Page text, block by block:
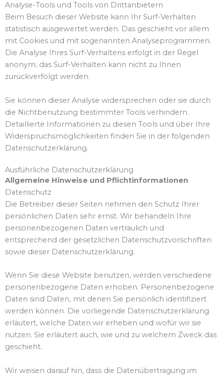
Analyse-Tools und Tools von Drittanbietern
Beim Besuch dieser Website kann Ihr Surf-Verhalten
statistisch ausgewertet werden. Das geschieht vor allem
mit Cookies und mit sogenannten Analyseprogrammen.
Die Analyse Ihres Surf-Verhaltens erfolgt in der Regel
anonym; das Surf-Verhalten kann nicht zu Ihnen
zurückverfolgt werden.
Sie können dieser Analyse widersprechen oder sie durch
die Nichtbenutzung bestimmter Tools verhindern.
Detaillierte Informationen zu diesen Tools und über Ihre
Widerspruchsmöglichkeiten finden Sie in der folgenden
Datenschutzerklärung.
Ausführliche Datenschutzerklärung
Allgemeine Hinweise und Pflichtinformationen
Datenschutz
Die Betreiber dieser Seiten nehmen den Schutz Ihrer
persönlichen Daten sehr ernst. Wir behandeln Ihre
personenbezogenen Daten vertraulich und
entsprechend der gesetzlichen Datenschutzvorschriften
sowie dieser Datenschutzerklärung.
Wenn Sie diese Website benutzen, werden verschiedene
personenbezogene Daten erhoben. Personenbezogene
Daten sind Daten, mit denen Sie persönlich identifiziert
werden können. Die vorliegende Datenschutzerklärung
erläutert, welche Daten wir erheben und wofür wir sie
nutzen. Sie erläutert auch, wie und zu welchem Zweck das
geschieht.
Wir weisen darauf hin, dass die Datenübertragung im